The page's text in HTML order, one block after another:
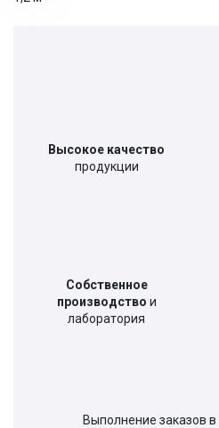
Высокое качество
продукции
Собственное
производство и
лаборатория
Выполнение заказов в